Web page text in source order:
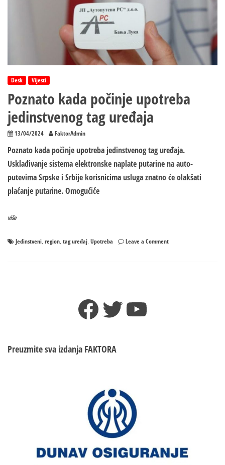
Desk Vijesti
Poznato kada počinje upotreba
jedinstvenog tag uređaja
13/04/2024 FaktorAdmin
Poznato kada počinje upotreba jedinstvenog tag uređaja.
Usklađivanje sistema elektronske naplate putarine na auto-
putevima Srpske i Srbije korisnicima usluga znatno će olakšati
plaćanje putarine. Omogućiće
više
Jedinstveni, region, tag uređaj, Upotreba Leave a Commenton
Facebook
TwitterYouTube
Preuzmite sva izdanja FAKTORA